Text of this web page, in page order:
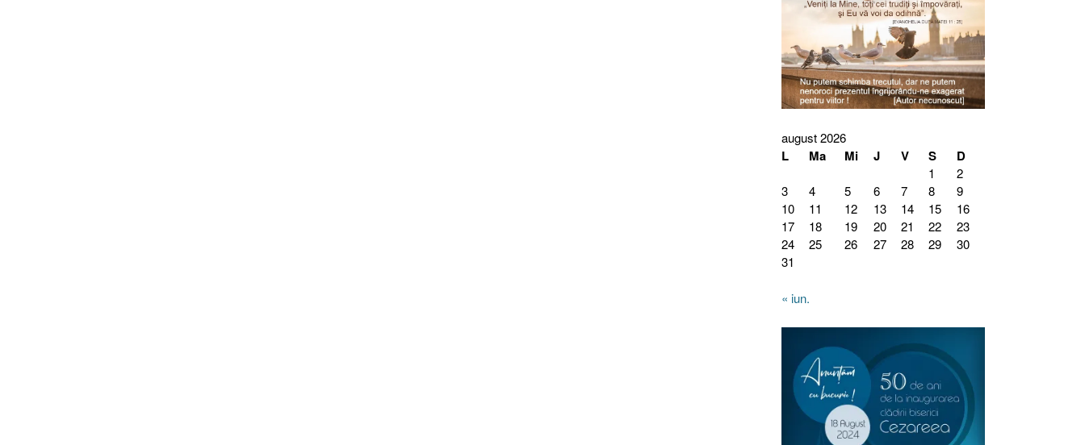
august 2026
L Ma Mi J V S D
1
2
3
4 5 6 7 8
9
10
11 12 13 14 15
16
17
18 19 20 21 22
23
24
25 26 27 28 29
30
31
« iun.